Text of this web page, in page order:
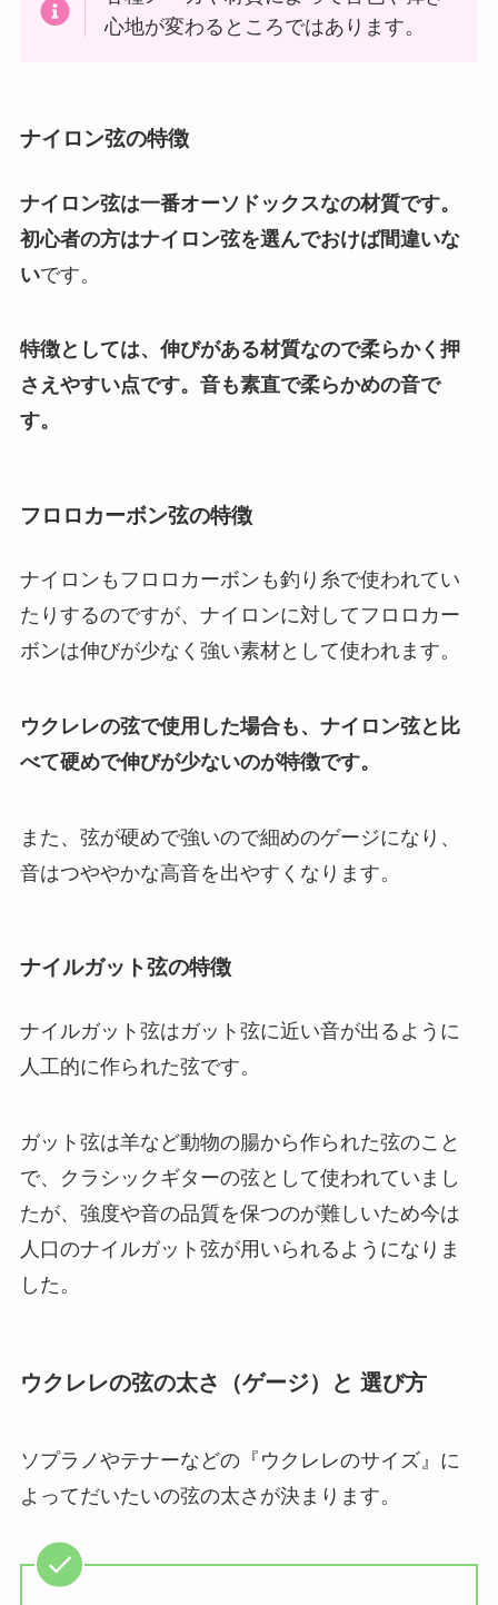
心地が変わるところではあります。
ナイロン弦の特徴
ナイロン弦は一番オーソドックスなの材質です。
初心者の方はナイロン弦を選んでおけば間違いな
いです。
特徴としては、伸びがある材質なので柔らかく押
さえやすい点です。音も素直で柔らかめの音で
す。
フロロカーボン弦の特徴
ナイロンもフロロカーボンも釣り糸で使われてい
たりするのですが、ナイロンに対してフロロカー
ボンは伸びが少なく強い素材として使われます。
ウクレレの弦で使用した場合も、ナイロン弦と比
べて硬めで伸びが少ないのが特徴です。
また、弦が硬めで強いので細めのゲージになり、
音はつややかな高音を出やすくなります。
ナイルガット弦の特徴
ナイルガット弦はガット弦に近い音が出るように
人工的に作られた弦です。
ガット弦は羊など動物の腸から作られた弦のこと
で、クラシックギターの弦として使われていまし
たが、強度や音の品質を保つのが難しいため今は
人口のナイルガット弦が用いられるようになりま
した。
ウクレレの弦の太さ（ゲージ）と 選び方
ソプラノやテナーなどの『ウクレレのサイズ』に
よってだいたいの弦の太さが決まります。